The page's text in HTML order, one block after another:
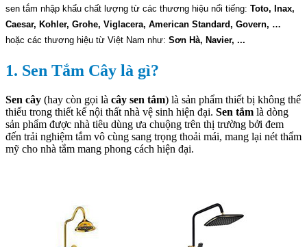
sen tắm nhập khẩu chất lượng từ các thương hiệu nổi tiếng: Toto, Inax,
hoặc các thương hiệu từ Việt Nam như: Sơn Hà, Navier, ...
1. Sen Tắm Cây là gì?
Sen cây (hay còn gọi là cây sen tắm) là sản phẩm thiết bị không thể
thiếu trong thiết kế nội thất nhà vệ sinh hiện đại. Sen tắm là dòng
sản phẩm được nhà tiêu dùng ưa chuộng trên thị trường bởi đem
đến trải nghiệm tắm vô cùng sang trọng thoải mái, mang lại nét thẩm
mỹ cho nhà tắm mang phong cách hiện đại.